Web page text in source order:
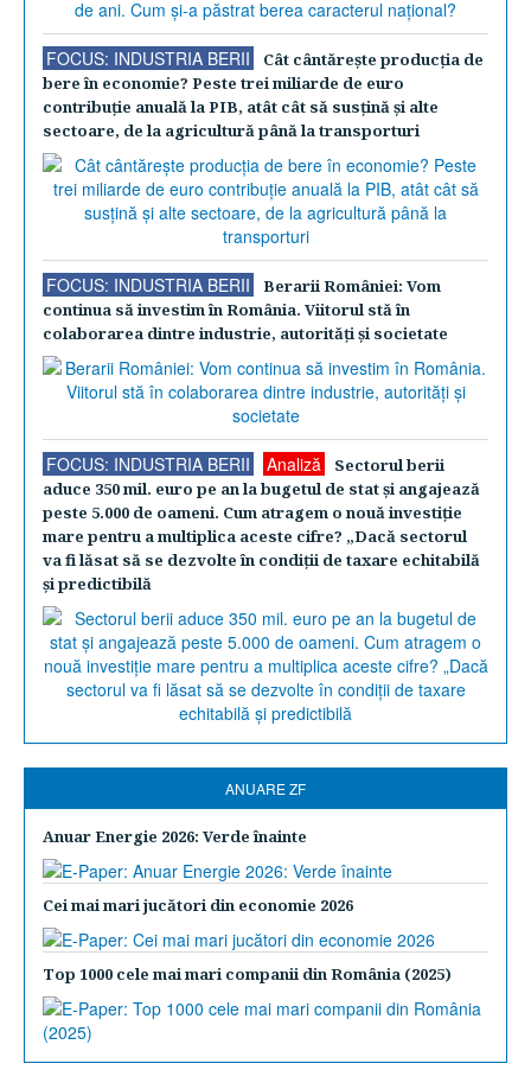
FOCUS: INDUSTRIA BERII
Cât cântăreşte producţia de
bere în economie? Peste trei miliarde de euro
contribuţie anuală la PIB, atât cât să susţină şi alte
sectoare, de la agricultură până la transporturi
FOCUS: INDUSTRIA BERII
Berarii României: Vom
continua să investim în România. Viitorul stă în
colaborarea dintre industrie, autorităţi şi societate
FOCUS: INDUSTRIA BERII Analiză
Sectorul berii
aduce 350 mil. euro pe an la bugetul de stat şi angajează
peste 5.000 de oameni. Cum atragem o nouă investiţie
mare pentru a multiplica aceste cifre? „Dacă sectorul
va fi lăsat să se dezvolte în condiţii de taxare echitabilă
şi predictibilă
ANUARE ZF
Anuar Energie 2026: Verde înainte
Cei mai mari jucători din economie 2026
Top 1000 cele mai mari companii din România (2025)